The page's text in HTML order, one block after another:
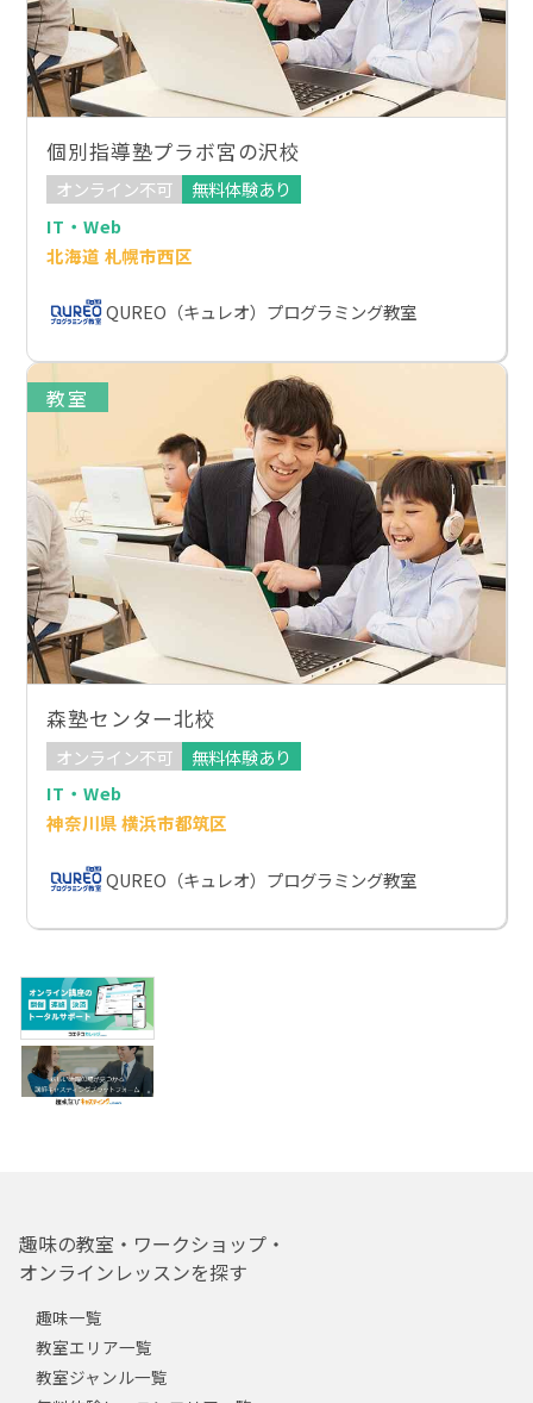
個別指導塾プラボ宮の沢校
オンライン不可
無料体験あり
IT・Web
北海道 札幌市西区
QUREO（キュレオ）プログラミング教室
教室
森塾センター北校
オンライン不可
無料体験あり
IT・Web
神奈川県 横浜市都筑区
QUREO（キュレオ）プログラミング教室
趣味の教室・ワークショップ・
オンラインレッスンを探す
趣味一覧
教室エリア一覧
教室ジャンル一覧